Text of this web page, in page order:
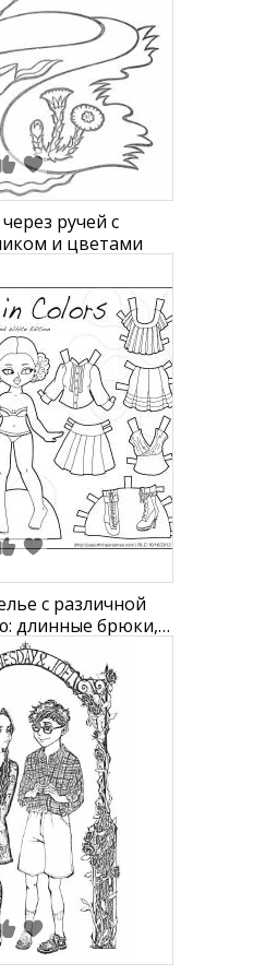
ручей с
и цветами
с различной
длинные брюки,
без рукавов,
высоком каблуке,
в складку,
рукавами